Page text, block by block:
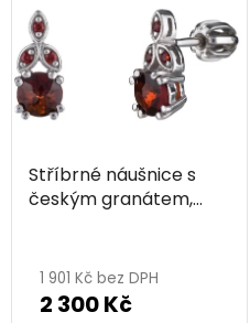
Stříbrné náušnice s
českým granátem,
1 901 Kč bez DPH
2 300 Kč